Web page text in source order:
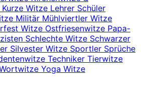
Kurze Witze Lehrer Schüler
Militär Mühlviertler Witze
Witze Ostfriesenwitze Papa-
Schlechte Witze Schwarzer
Silvester Witze Sportler Sprüche
Techniker Tierwitze
Yoga Witze